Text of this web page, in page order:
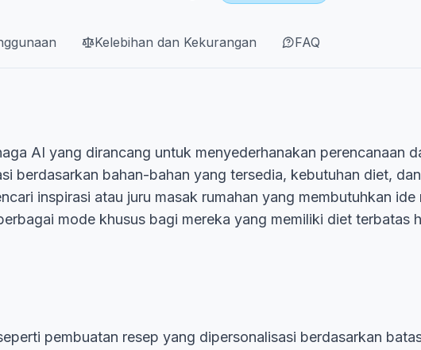
Kelebihan dan Kekurangan FAQ
AI yang dirancang untuk menyederhanakan perencanaan
berdasarkan bahan-bahan yang tersedia, kebutuhan diet,
inspirasi atau juru masak rumahan yang membutuhkan
mode khusus bagi mereka yang memiliki diet terbatas
pembuatan resep yang dipersonalisasi berdasarkan